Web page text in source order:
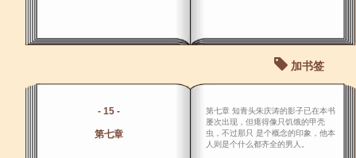
加书签
- 15 -
第七章
第七章 知青头朱庆涛的影子已在本书
屡次出现，但瘪得像只饥饿的甲壳
虫，不过那只 是个概念的印象，他本
人则是个什么都齐全的男人。